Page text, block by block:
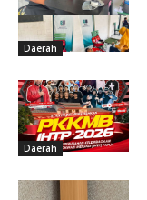
Daerah
Daerah